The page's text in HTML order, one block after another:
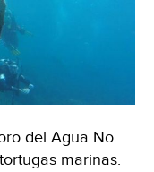
del Agua No
marinas.